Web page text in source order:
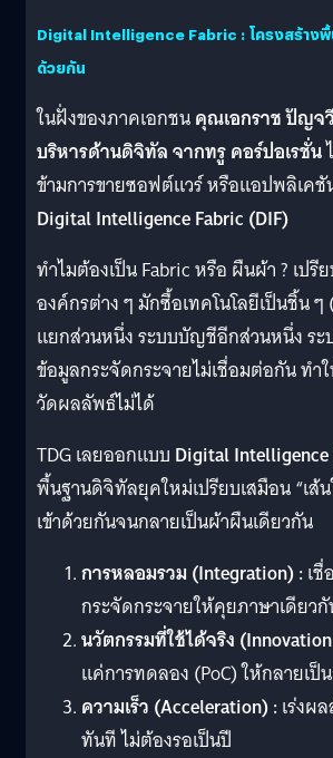
Digital Intelligence Fabric : โครงสร้างพื้
ด้วยกัน
ในฝั่งของภาคเอกชนคุณเอกราช ปัญ
บริหารด้านดิจิทัล จากทรู คอร์ปอเรชั่น
ข้ามการขายซอฟต์แวร์ หรือแอปพลิเคชั
Digital Intelligence Fabric (DIF)
ทำไมต้องเป็น Fabric หรือ ผืนผ้า ? เป
องค์กรต่าง ๆ มักซื้อเทคโนโลยีเป็นชิ้น
แยกส่วนหนึ่ง ระบบบัญชีอีกส่วนหนึ่ง ร
ข้อมูลกระจัดกระจายไม่เชื่อมต่อกัน ทำ
วัดผลลัพธ์ไม่ได้
TDG เลยออกแบบ Digital Intelligence
พื้นฐานดิจิทัลยุคใหม่เปรียบเสมือน “เ
เข้าด้วยกันจนกลายเป็นผ้าผืนเดียวกัน
การหลอมรวม (Integration) :เ
กระจัดกระจายให้คุยภาษาเดียว
นวัตกรรมที่ใช้ได้จริง
แค่การทดลอง (PoC) ให้กลายเป็
ความเร็ว (Acceleration) :เร่งผ
ทันที ไม่ต้องรอเป็นปี